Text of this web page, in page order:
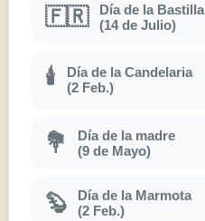
🇫🇷
Día de la Bastilla
(14 de Julio)
🕯
Día de la Candelaria
(2 Feb.)
💐
Día de la madre
(9 de Mayo)
🦫
Día de la Marmota
(2 Feb.)